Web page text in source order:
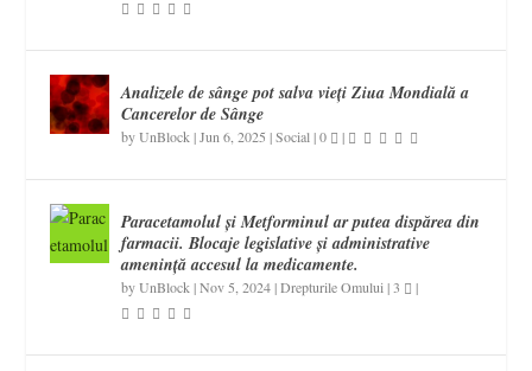
Analizele de sânge pot salva vieți Ziua Mondială a
Cancerelor de Sânge
byUnBlock |Jun 6, 2025 |Social |0 |
Paracetamolul și Metforminul ar putea dispărea din
farmacii. Blocaje legislative și administrative
amenință accesul la medicamente.
byUnBlock |Nov 5, 2024|Drepturile Omului |3 |